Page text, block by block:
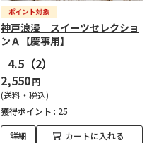
神戸浪漫 スイーツセレクショ
ンＡ【慶事用】
4.5 （2）
2,550円
(送料・税込)
獲得ポイント : 25
詳細 カートに入れる